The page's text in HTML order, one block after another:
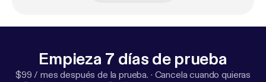
Empieza 7 días de prueba
$99 / mes después de la prueba. · Cancela cuando quieras